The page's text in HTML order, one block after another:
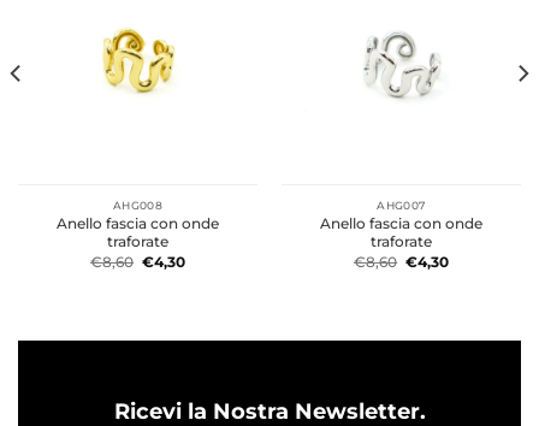
AHG008
Anello fascia con onde
traforate
€8,60 €4,30
AHG007
Anello fascia con onde
traforate
€8,60 €4,30
Ricevi la Nostra Newsletter.